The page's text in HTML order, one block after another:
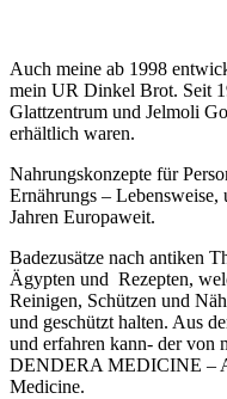
Auch meine ab 1998
mein UR Dinkel Brot. Seit
Glattzentrum und Jelmoli
erhältlich waren.
Nahrungskonzepte für
Ernährungs –
Jahren Europaweit.
Badezusätze nach antiken
Ägypten und Rezepten,
Reinigen, Schützen und
und geschützt halten. Aus
und erfahren kann- der von
DENDERA MEDICINE –
Medicine.